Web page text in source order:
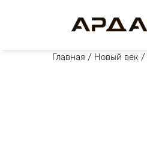
Главная / Новый век /